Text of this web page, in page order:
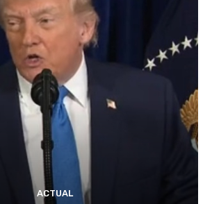
ACTUAL